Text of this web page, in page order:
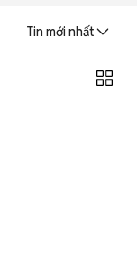
Tin mới nhất